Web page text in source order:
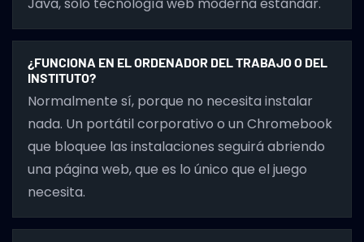
¿FUNCIONA EN EL ORDENADOR DEL TRABAJO O DEL
INSTITUTO?
Normalmente sí, porque no necesita instalar
nada. Un portátil corporativo o un Chromebook
que bloquee las instalaciones seguirá abriendo
una página web, que es lo único que el juego
necesita.